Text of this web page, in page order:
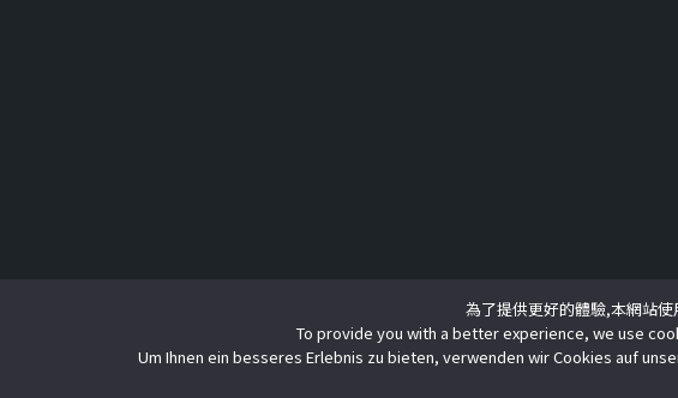
為了提供更好的體驗,本網站
To provide you with a better experience, we use
Um Ihnen ein besseres Erlebnis zu bieten, verwenden wir Cookies auf